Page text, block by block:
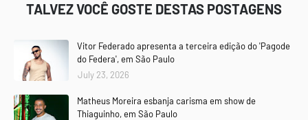
TALVEZ VOCÊ GOSTE DESTAS POSTAGENS
Vitor Federado apresenta a terceira edição do 'Pagode
do Federa', em São Paulo
July 23, 2026
Matheus Moreira esbanja carisma em show de
Thiaguinho, em São Paulo